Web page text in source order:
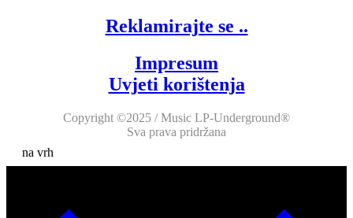
Reklamirajte se ..
Impresum
Uvjeti korištenja
Copyright ©2025 / Music LP-Underground®
Sva prava pridržana
na vrh